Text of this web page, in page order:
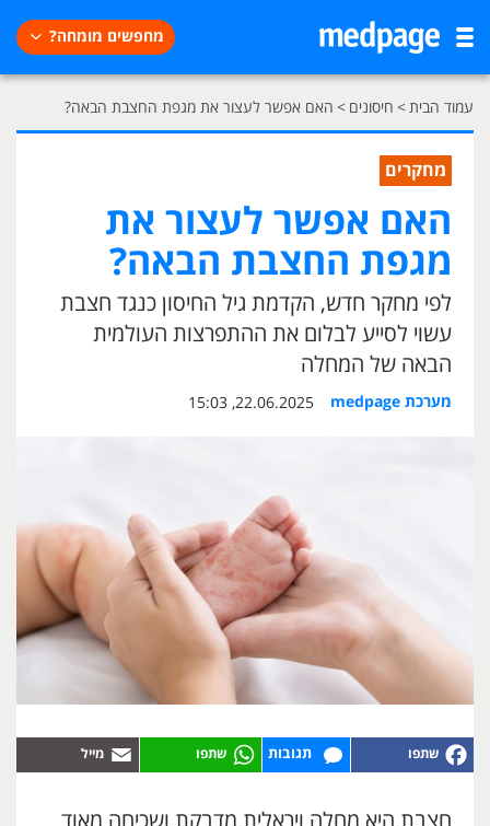
מחפשים מומחה?
עמוד הבית> חיסונים > האם אפשר לעצור את מגפת החצבת הבאה?
מחקרים
האם אפשר לעצור את
מגפת החצבת הבאה?
לפי מחקר חדש, הקדמת גיל החיסון כנגד חצבת
עשוי לסייע לבלום את ההתפרצות העולמית
הבאה של המחלה
מערכת medpage 22.06.2025, 15:03
תגובות